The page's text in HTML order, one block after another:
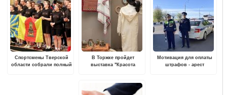
Спортсмены Тверской
области собрали полный
В Торжке пройдет
выставка "Красота
Мотивация для оплаты
штрафов - арест